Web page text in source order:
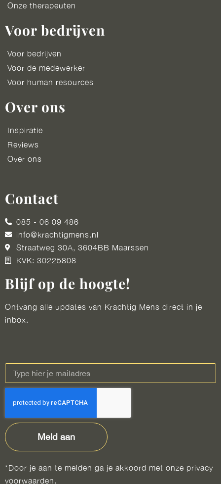
Onze therapeuten
Voor bedrijven
Voor bedrijven
Voor de medewerker
Voor human resources
Over ons
Inspiratie
Reviews
Over ons
Contact
085 - 06 09 486
info@krachtigmens.nl
Straatweg 30A, 3604BB Maarssen
KVK: 30225808
Blijf op de hoogte!
Ontvang alle updates van Krachtig Mens direct in je
inbox.
Meld aan
*Door je aan te melden ga je akkoord met onze privacy
voorwaarden.